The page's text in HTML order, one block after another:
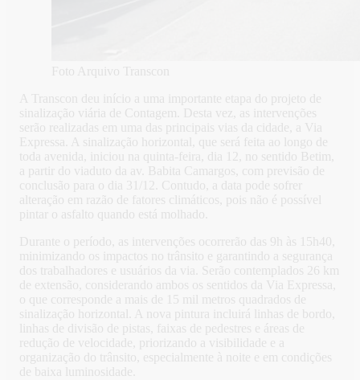
Foto Arquivo Transcon
A Transcon deu início a uma importante etapa do projeto de
sinalização viária de Contagem. Desta vez, as intervenções
serão realizadas em uma das principais vias da cidade, a Via
Expressa. A sinalização horizontal, que será feita ao longo de
toda avenida, iniciou na quinta-feira, dia 12, no sentido Betim,
a partir do viaduto da av. Babita Camargos, com previsão de
conclusão para o dia 31/12. Contudo, a data pode sofrer
alteração em razão de fatores climáticos, pois não é possível
pintar o asfalto quando está molhado.
Durante o período, as intervenções ocorrerão das 9h às 15h40,
minimizando os impactos no trânsito e garantindo a segurança
dos trabalhadores e usuários da via. Serão contemplados 26 km
de extensão, considerando ambos os sentidos da Via Expressa,
o que corresponde a mais de 15 mil metros quadrados de
sinalização horizontal. A nova pintura incluirá linhas de bordo,
linhas de divisão de pistas, faixas de pedestres e áreas de
redução de velocidade, priorizando a visibilidade e a
organização do trânsito, especialmente à noite e em condições
de baixa luminosidade.